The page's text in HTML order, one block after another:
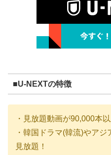
■U-NEXTの特徴
・見放題動画が90,000本
・韓国ドラマ(韓流)やア
見放題！